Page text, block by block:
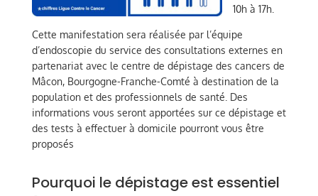
10h à 17h.
Cette manifestation sera réalisée par l’équipe
d’endoscopie du service des consultations externes en
partenariat avec le centre de dépistage des cancers de
Mâcon, Bourgogne-Franche-Comté à destination de la
population et des professionnels de santé. Des
informations vous seront apportées sur ce dépistage et
des tests à effectuer à domicile pourront vous être
proposés
Pourquoi le dépistage est essentiel